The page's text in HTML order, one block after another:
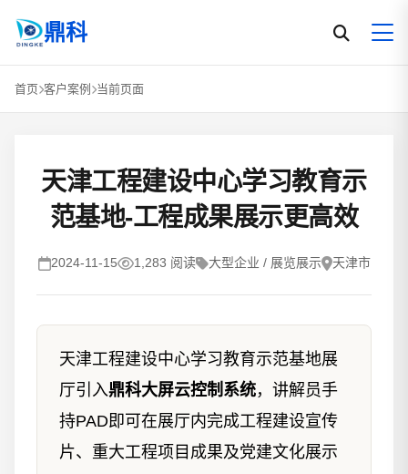
鼎科
首页 客户案例 当前页面
天津工程建设中心学习教育示
范基地-工程成果展示更高效
2024-11-15 1,283 阅读 大型企业 / 展览展示 天津市
天津工程建设中心学习教育示范基地展
厅引入鼎科大屏云控制系统，讲解员手
持PAD即可在展厅内完成工程建设宣传
片、重大工程项目成果及党建文化展示